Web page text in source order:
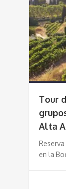
Tour
Alta
en la